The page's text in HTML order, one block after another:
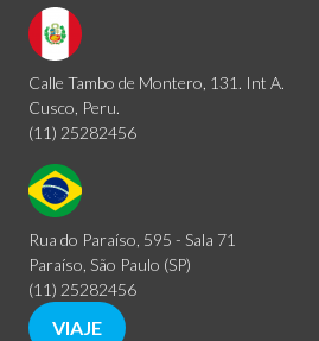
Calle Tambo de Montero, 131. Int A.
Cusco, Peru.
(11) 25282456
Rua do Paraíso, 595 - Sala 71
Paraíso, São Paulo (SP)
(11) 25282456
VIAJE